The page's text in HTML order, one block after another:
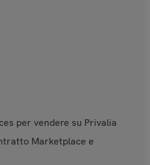
per vendere su Privalia
Marketplace e